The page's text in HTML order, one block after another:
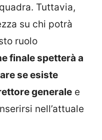
Tuttavia,
su chi potrà
ruolo
finale spetterà a
se esiste
generale e
nell’attuale